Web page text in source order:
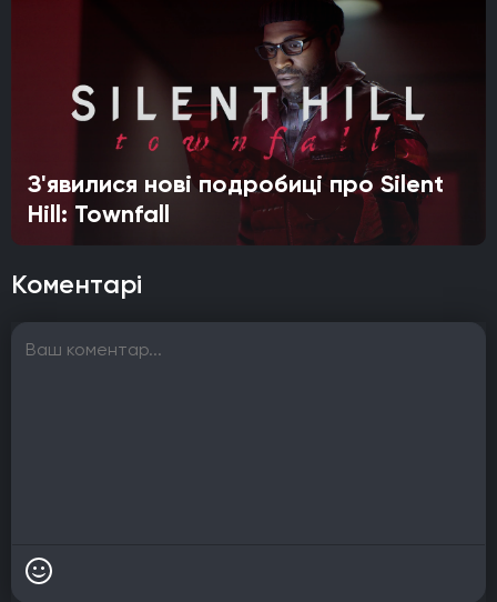
З'явилися нові подробиці про Silent
Hill: Townfall
Коментарі